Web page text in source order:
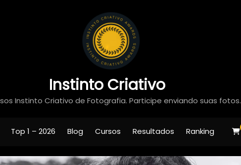
Instinto Criativo
Instinto Criativo de Fotografia. Participe enviando suas fotos.
Top 1 – 2026 Blog Cursos Resultados Ranking